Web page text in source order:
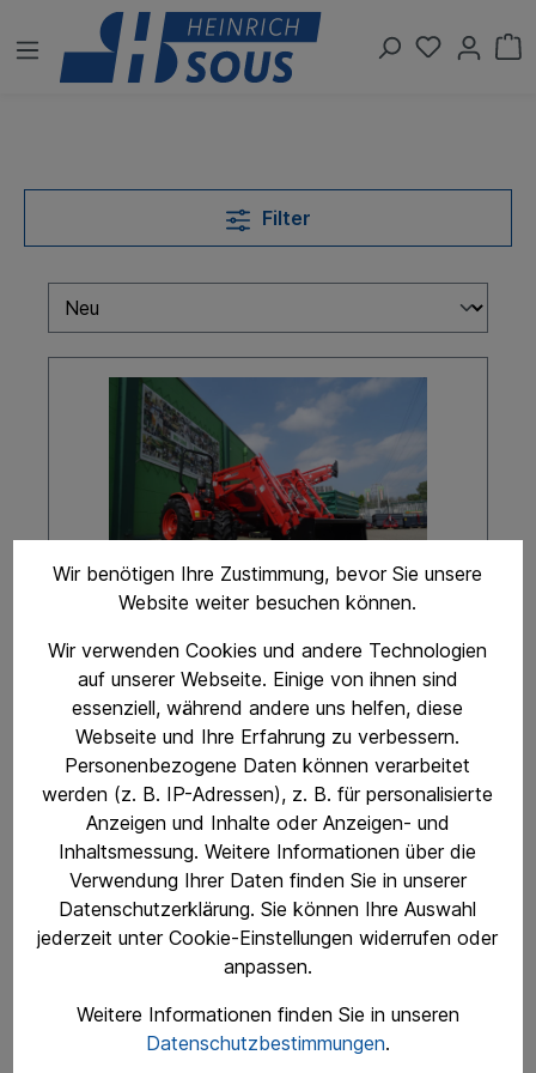
Filter
Kioti DK5020 Vollausstattung
ab € 32.500,00 incl. MwSt. ab Lager
Motorleistung nach ECE120 33,5 KW = 37,5 KW =
50,9 PS 3 Zylinder, 1.826 l Hubraum 16x16
Schaltgetriebe (Hydro Shuttle)
Höchstgeschwindigkeit 32,8 km/h Außenbreite
1.596 mm min. (AS Bereifung) Hubkraft 1.417 kg
(am Koppelpunkt, über den gesamten Hubweg)
Leergewicht 1.610 kg Kraftvoller CRDI
Scheibenbremsen Heckzapfwelle und Dreipunkt
Kat 1 Unabhängige Zapfwellenschaltung 1 DW
Steuergerät Standard Klappbügel (Hinten)
Preis anfragen
Wir benötigen Ihre Zustimmung, bevor Sie unsere
Website weiter besuchen können.
Wir verwenden Cookies und andere Technologien
auf unserer Webseite. Einige von ihnen sind
essenziell, während andere uns helfen, diese
Webseite und Ihre Erfahrung zu verbessern.
Personenbezogene Daten können verarbeitet
werden (z. B. IP-Adressen), z. B. für personalisierte
Anzeigen und Inhalte oder Anzeigen- und
Inhaltsmessung. Weitere Informationen über die
Verwendung Ihrer Daten finden Sie in unserer
Datenschutzerklärung. Sie können Ihre Auswahl
jederzeit unter Cookie-Einstellungen widerrufen oder
anpassen.
Weitere Informationen finden Sie in unseren
Datenschutzbestimmungen.